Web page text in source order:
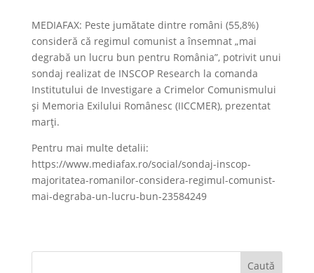
MEDIAFAX: Peste jumătate dintre români (55,8%)
consideră că regimul comunist a însemnat „mai
degrabă un lucru bun pentru România”, potrivit unui
sondaj realizat de INSCOP Research la comanda
Institutului de Investigare a Crimelor Comunismului
și Memoria Exilului Românesc (IICCMER), prezentat
marți.
Pentru mai multe detalii:
https://www.mediafax.ro/social/sondaj-inscop-
majoritatea-romanilor-considera-regimul-comunist-
mai-degraba-un-lucru-bun-23584249
Caută